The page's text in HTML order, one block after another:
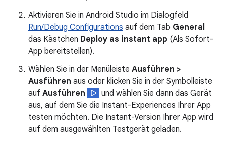
Aktivieren Sie in Android Studio im Dialogfeld
Run/Debug Configurations auf dem Tab General
das Kästchen Deploy as instant app (Als Sofort-
App bereitstellen).
Wählen Sie in der Menüleiste Ausführen >
Ausführen aus oder klicken Sie in der Symbolleiste
auf Ausführen
und wählen Sie dann das Gerät
aus, auf dem Sie die Instant-Experiences Ihrer App
testen möchten. Die Instant-Version Ihrer App wird
auf dem ausgewählten Testgerät geladen.